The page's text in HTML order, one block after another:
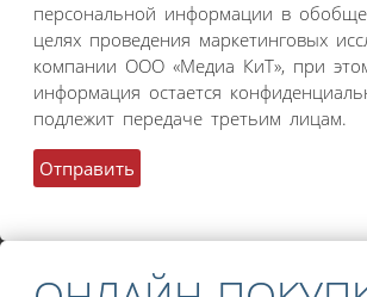
персональной информации в
целях проведения маркетинговых
компании ООО «Медиа КиТ», при
информация остается
подлежит передаче третьим лицам.